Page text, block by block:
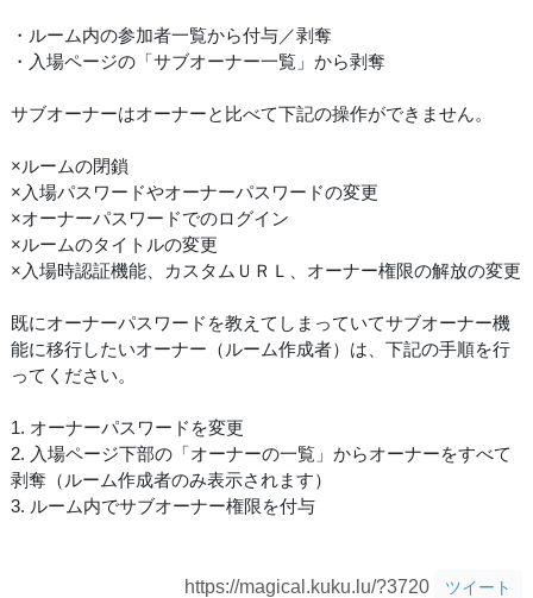
・ルーム内の参加者一覧から付与／剥奪
・入場ページの「サブオーナー一覧」から剥奪
サブオーナーはオーナーと比べて下記の操作ができません。
×ルームの閉鎖
×入場パスワードやオーナーパスワードの変更
×オーナーパスワードでのログイン
×ルームのタイトルの変更
×入場時認証機能、カスタムＵＲＬ、オーナー権限の解放の変更
既にオーナーパスワードを教えてしまっていてサブオーナー機
能に移行したいオーナー（ルーム作成者）は、下記の手順を行
ってください。
1. オーナーパスワードを変更
2. 入場ページ下部の「オーナーの一覧」からオーナーをすべて
剥奪（ルーム作成者のみ表示されます）
3. ルーム内でサブオーナー権限を付与
https://magical.kuku.lu/?3720 ツイート